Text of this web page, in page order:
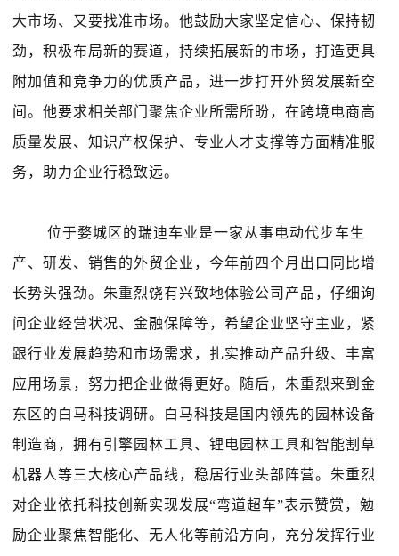
大市场、又要找准市场。他鼓励大家坚定信心、保持韧
劲，积极布局新的赛道，持续拓展新的市场，打造更具
附加值和竞争力的优质产品，进一步打开外贸发展新空
间。他要求相关部门聚焦企业所需所盼，在跨境电商高
质量发展、知识产权保护、专业人才支撑等方面精准服
务，助力企业行稳致远。
位于婺城区的瑞迪车业是一家从事电动代步车生
产、研发、销售的外贸企业，今年前四个月出口同比增
长势头强劲。朱重烈饶有兴致地体验公司产品，仔细询
问企业经营状况、金融保障等，希望企业坚守主业，紧
跟行业发展趋势和市场需求，扎实推动产品升级、丰富
应用场景，努力把企业做得更好。随后，朱重烈来到金
东区的白马科技调研。白马科技是国内领先的园林设备
制造商，拥有引擎园林工具、锂电园林工具和智能割草
机器人等三大核心产品线，稳居行业头部阵营。朱重烈
对企业依托科技创新实现发展“弯道超车”表示赞赏，勉
励企业聚焦智能化、无人化等前沿方向，充分发挥行业